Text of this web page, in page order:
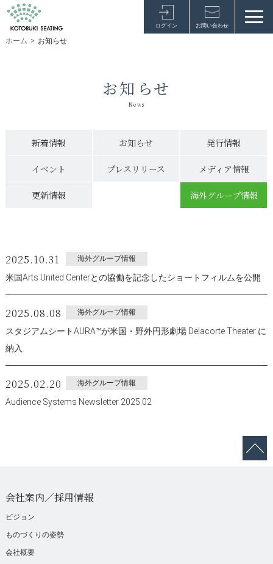
ログイン お問い合わせ
ホーム > お知らせ
お知らせ
News
新着情報 お知らせ 発行情報
イベント プレスリリース メディア情報
更新情報 海外グループ情報
2025.10.31 海外グループ情報
米国Arts United Centerとの協働を記念したショートフィルムを公開
2025.08.08 海外グループ情報
スタジアムシートAURA™が米国・野外円形劇場 Delacorte Theater に
納入
2025.02.20 海外グループ情報
Audience Systems Newsletter 2025.02
会社案内／採用情報
ビジョン
ものづくりの姿勢
会社概要